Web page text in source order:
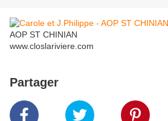
AOP ST CHINIAN
www.closlariviere.com
Partager